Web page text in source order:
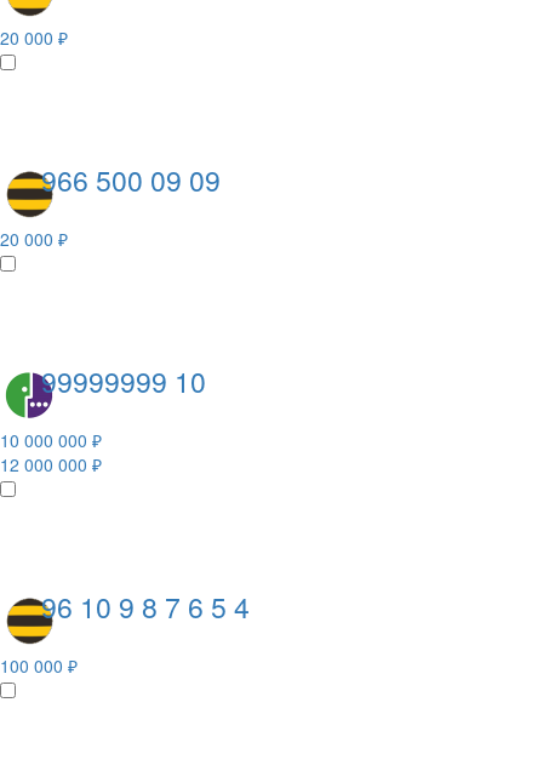
20 000 ₽
966 500 09 09
20 000 ₽
99999999 10
10 000 000 ₽
12 000 000 ₽
96 10 9 8 7 6 5 4
100 000 ₽